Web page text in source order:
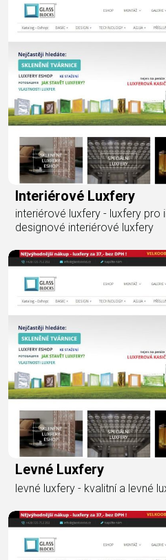
Interiérové Luxfery
interiérové luxfery - luxfery pro
designové interiérové luxfery
Levné Luxfery
levné luxfery - kvalitní a levné